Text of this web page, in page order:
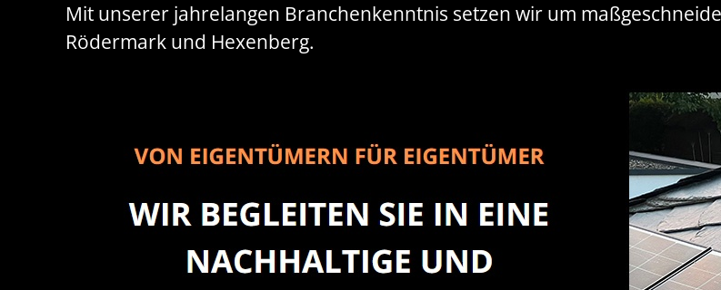
Mit unserer jahrelangen Branchenkenntnis setzen wir um
Rödermark und Hexenberg.